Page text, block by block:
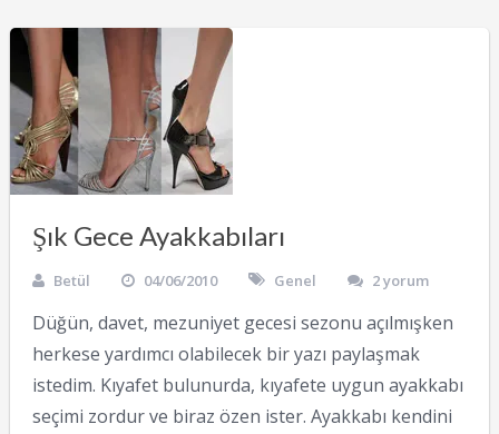
Şık Gece Ayakkabıları
Betül 04/06/2010 Genel 2 yorum
Düğün, davet, mezuniyet gecesi sezonu açılmışken
herkese yardımcı olabilecek bir yazı paylaşmak
istedim. Kıyafet bulunurda, kıyafete uygun ayakkabı
seçimi zordur ve biraz özen ister. Ayakkabı kendini